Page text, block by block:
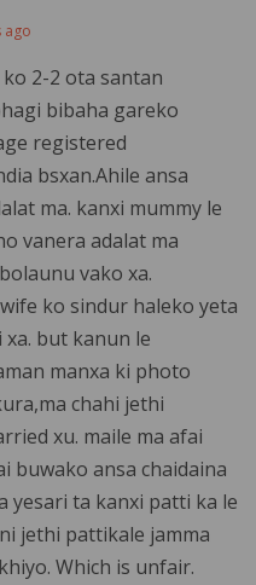
ago
2-2 ota santan
bibaha gareko
registered
bsxan.Ahile ansa
ma. kanxi mummy le
vanera adalat ma
vako xa.
ko sindur haleko yeta
but kanun le
manxa ki photo
chahi jethi
xu. maile ma afai
buwako ansa chaidaina
yesari ta kanxi patti ka le
jethi pattikale jamma
Which is unfair.